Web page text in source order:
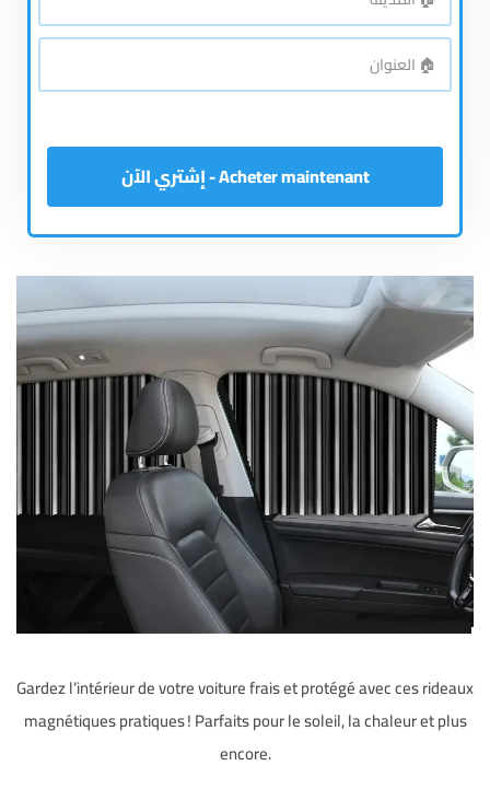
المدينة*
🏠
العنوان*
Acheter maintenant - إشتري الآن
Gardez l’intérieur de votre voiture frais et protégé avec ces rideaux
magnétiques pratiques ! Parfaits pour le soleil, la chaleur et plus
encore.